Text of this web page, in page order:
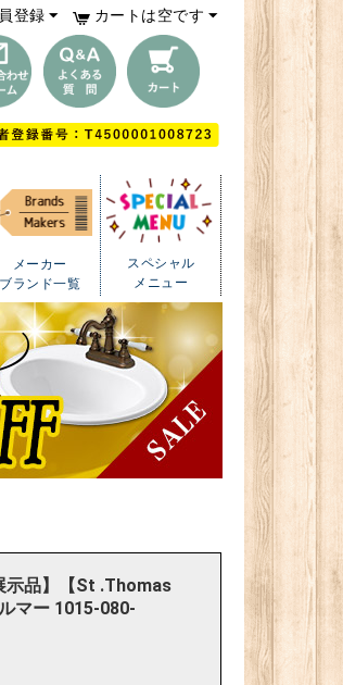
カートは空です
登録
メーカー
ブランド一覧
スペシャル
メニュー
示品】【St .Thomas
マー 1015-080-